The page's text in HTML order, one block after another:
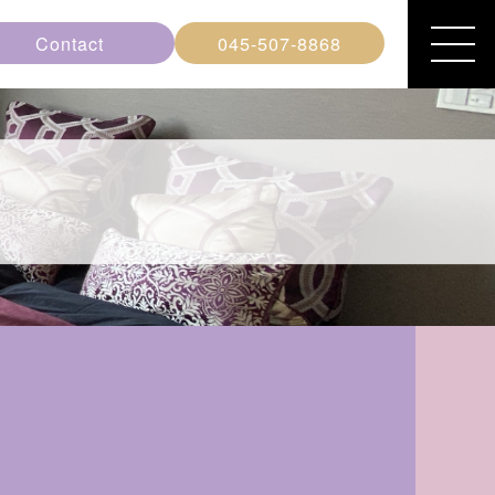
Contact 045-507-8868